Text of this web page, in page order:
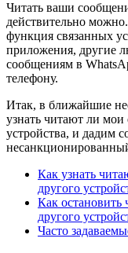
Читать ваши
действительно
функция связанных
приложения, другие
сообщениям в
телефону.
Итак, в ближайшие
узнать читают ли мои
устройства, и дадим
Как узнать
другого
Как
другого
Часто